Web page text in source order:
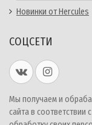
Новинки от Hercules
СОЦСЕТИ
Мы получаем и
сайта в соответствии с